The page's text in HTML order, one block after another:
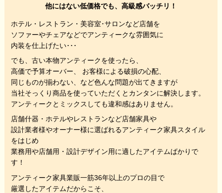
他にはない低価格でも、高級感バッチリ！
ホテル・レストラン・美容室･サロンなど店舗を
ソファーやチェアなどでアンティークな雰囲気に
内装を仕上げたい･･･
でも、 古い本物アンティークを使ったら、
高価で予算オーバー、 お客様による破損の心配、
同じものが揃わない、 など色んな問題が出てきますが
当社そっくり商品を使っていただくと カンタンに解決します。
アンティークとミックスしても違和感はありません。
店舗什器・ホテルやレストランなど店舗家具や
設計業者様やオーナー様に選ばれるアンティーク家具スタイル
をはじめ
業務用や店舗用・設計デザイン用に適したアイテムばかりで
す！
アンティーク家具業販一筋36年以上のプロの目で
厳選したアイテムだからこそ、